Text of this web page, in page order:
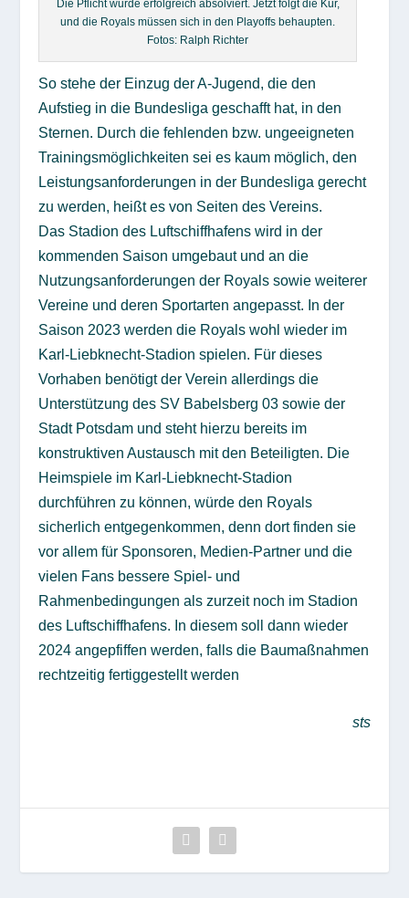
Die Pflicht wurde erfolgreich absolviert. Jetzt folgt die Kür,
und die Royals müssen sich in den Playoffs behaupten.
Fotos: Ralph Richter
So stehe der Einzug der A-Jugend, die den
Aufstieg in die Bundesliga geschafft hat, in den
Sternen. Durch die fehlenden bzw. ungeeigneten
Trainingsmöglichkeiten sei es kaum möglich, den
Leistungsanforderungen in der Bundesliga gerecht
zu werden, heißt es von Seiten des Vereins.
Das Stadion des Luftschiffhafens wird in der
kommenden Saison umgebaut und an die
Nutzungsanforderungen der Royals sowie weiterer
Vereine und deren Sportarten angepasst. In der
Saison 2023 werden die Royals wohl wieder im
Karl-Liebknecht-Stadion spielen. Für dieses
Vorhaben benötigt der Verein allerdings die
Unterstützung des SV Babelsberg 03 sowie der
Stadt Potsdam und steht hierzu bereits im
konstruktiven Austausch mit den Beteiligten. Die
Heimspiele im Karl-Liebknecht-Stadion
durchführen zu können, würde den Royals
sicherlich entgegenkommen, denn dort finden sie
vor allem für Sponsoren, Medien-Partner und die
vielen Fans bessere Spiel- und
Rahmenbedingungen als zurzeit noch im Stadion
des Luftschiffhafens. In diesem soll dann wieder
2024 angepfiffen werden, falls die Baumaßnahmen
rechtzeitig fertiggestellt werden
sts